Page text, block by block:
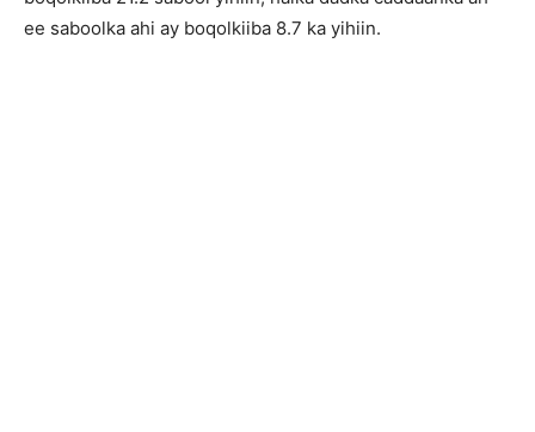
ee saboolka ahi ay boqolkiiba 8.7 ka yihiin.